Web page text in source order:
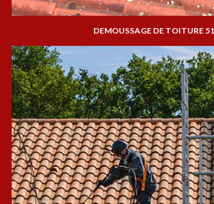
DEMOUSSAGE DE TOITURE 51